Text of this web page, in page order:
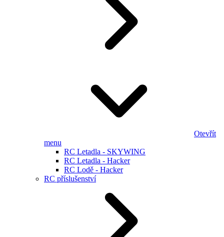
Otevřít
menu
RC Letadla - SKYWING
RC Letadla - Hacker
RC Lodě - Hacker
RC příslušenství